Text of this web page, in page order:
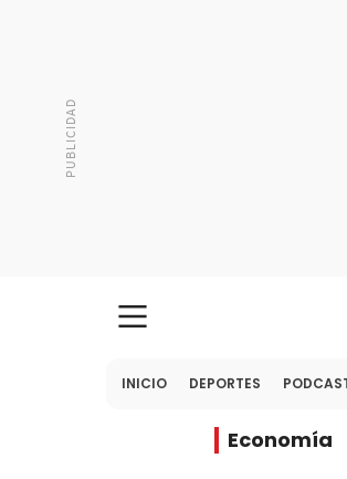
INICIO DEPORTES
Economía